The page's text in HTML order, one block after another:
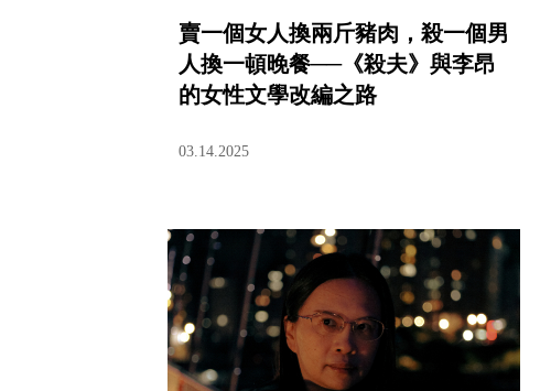
賣一個女人換兩斤豬肉，殺一個男
人換一頓晚餐──《殺夫》與李昂
的女性文學改編之路
03.14.2025